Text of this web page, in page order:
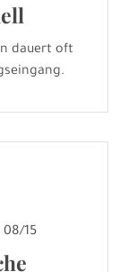
dauert oft
15